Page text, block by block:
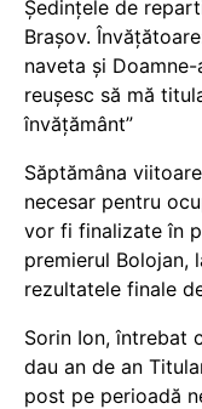
Ședințele de
Brașov.
naveta și
reușesc să mă
învățământ”
Săptămâna
necesar pentru
vor fi finalizate în
premierul Bolojan,
rezultatele finale
Sorin Ion, întrebat
dau an de an
post pe perioadă